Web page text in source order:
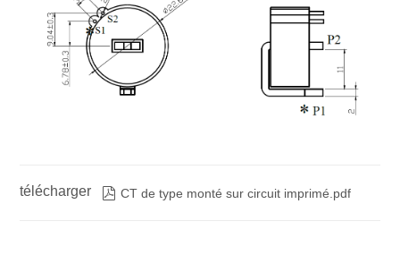
télécharger  CT de type monté sur circuit imprimé.pdf